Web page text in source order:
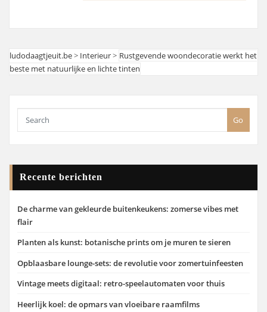
ludodaagtjeuit.be> Interieur> Rustgevende woondecoratie werkt het
beste met natuurlijke en lichte tinten
Go
Recente berichten
De charme van gekleurde buitenkeukens: zomerse vibes met
flair
Planten als kunst: botanische prints om je muren te sieren
Opblaasbare lounge-sets: de revolutie voor zomertuinfeesten
Vintage meets digitaal: retro-speelautomaten voor thuis
Heerlijk koel: de opmars van vloeibare raamfilms